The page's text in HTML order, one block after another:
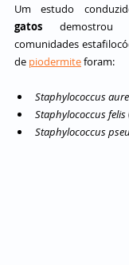
Um estudo
gatos demostrou
comunidades
de piodermite foram:
Staphylococcus
Staphylococcus felis
Staphylococcus